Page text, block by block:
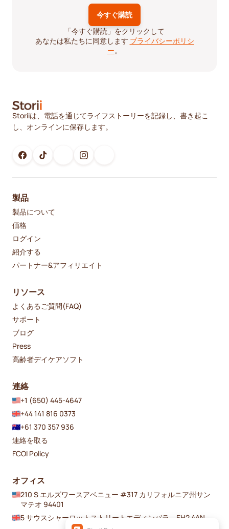
「今すぐ購読」をクリックして
あなたは私たちに同意します プライバシーポリシ
ー。
Storiiは、電話を通じてライフストーリーを記録し、書き起こ
し、オンラインに保存します。
製品
製品について
価格
ログイン
紹介する
パートナー&アフィリエイト
リソース
よくあるご質問(FAQ)
サポート
ブログ
Press
高齢者デイケアソフト
連絡
+1 (650) 445-4647
+44 141 816 0373
+61 370 357 936
連絡を取る
FCOI Policy
オフィス
210 S エルズワースアベニュー #317 カリフォルニア州サン
マテオ 94401
5 サウスシャーロットストリートエディンバラ、EH2 4AN